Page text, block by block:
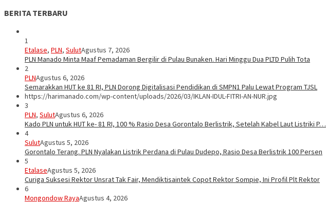
BERITA TERBARU
1
Etalase, PLN, SulutAgustus 7, 2026
PLN Manado Minta Maaf Pemadaman Bergilir di Pulau Bunaken. Hari Minggu Dua PLTD Pulih Tota
2
PLNAgustus 6, 2026
Semarakkan HUT ke 81 RI, PLN Dorong Digitalisasi Pendidikan di SMPN1 Palu Lewat Program TJSL
https://harimanado.com/wp-content/uploads/2026/03/IKLAN-IDUL-FITRI-AN-NUR.jpg
3
PLN, SulutAgustus 6, 2026
Kado PLN untuk HUT ke- 81 RI, 100 % Rasio Desa Gorontalo Berlistrik, Setelah Kabel Laut Listriki P…
4
SulutAgustus 5, 2026
Gorontalo Terang. PLN Nyalakan Listrik Perdana di Pulau Dudepo, Rasio Desa Berlistrik 100 Persen
5
EtalaseAgustus 5, 2026
Curiga Suksesi Rektor Unsrat Tak Fair, Mendiktisaintek Copot Rektor Sompie, Ini Profil Plt Rektor
6
Mongondow RayaAgustus 4, 2026